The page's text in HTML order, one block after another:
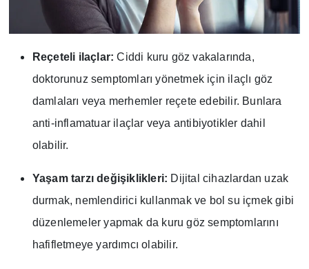
Reçeteli ilaçlar: Ciddi kuru göz vakalarında,
doktorunuz semptomları yönetmek için ilaçlı göz
damlaları veya merhemler reçete edebilir. Bunlara
anti-inflamatuar ilaçlar veya antibiyotikler dahil
olabilir.
Yaşam tarzı değişiklikleri: Dijital cihazlardan uzak
durmak, nemlendirici kullanmak ve bol su içmek gibi
düzenlemeler yapmak da kuru göz semptomlarını
hafifletmeye yardımcı olabilir.